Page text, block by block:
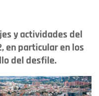
y actividades del
en particular en los
del desfile.